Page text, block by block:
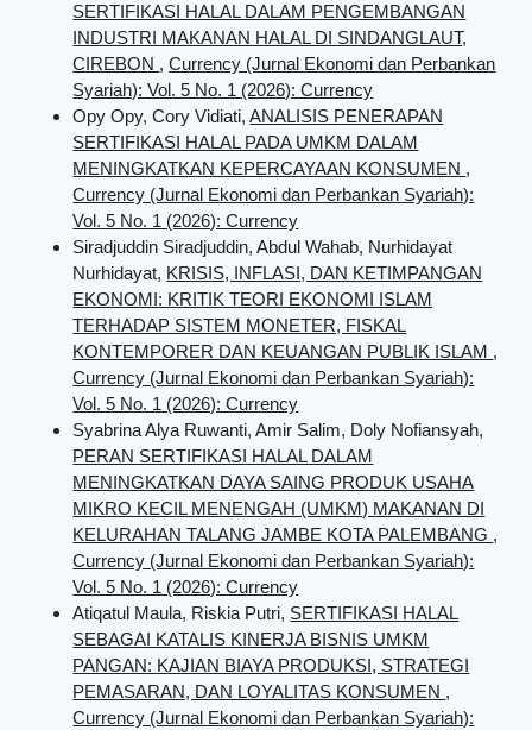
SERTIFIKASI HALAL DALAM PENGEMBANGAN
INDUSTRI MAKANAN HALAL DI SINDANGLAUT,
CIREBON ,Currency (Jurnal Ekonomi dan Perbankan
Syariah): Vol. 5 No. 1 (2026): Currency
Opy Opy, Cory Vidiati,ANALISIS PENERAPAN
SERTIFIKASI HALAL PADA UMKM DALAM
MENINGKATKAN KEPERCAYAAN KONSUMEN ,
Currency (Jurnal Ekonomi dan Perbankan Syariah):
Vol. 5 No. 1 (2026): Currency
Siradjuddin Siradjuddin, Abdul Wahab, Nurhidayat
Nurhidayat, KRISIS, INFLASI, DAN KETIMPANGAN
EKONOMI: KRITIK TEORI EKONOMI ISLAM
TERHADAP SISTEM MONETER, FISKAL
KONTEMPORER DAN KEUANGAN PUBLIK ISLAM ,
Currency (Jurnal Ekonomi dan Perbankan Syariah):
Vol. 5 No. 1 (2026): Currency
Syabrina Alya Ruwanti, Amir Salim, Doly Nofiansyah,
PERAN SERTIFIKASI HALAL DALAM
MENINGKATKAN DAYA SAING PRODUK USAHA
MIKRO KECIL MENENGAH (UMKM) MAKANAN DI
KELURAHAN TALANG JAMBE KOTA PALEMBANG ,
Currency (Jurnal Ekonomi dan Perbankan Syariah):
Vol. 5 No. 1 (2026): Currency
Atiqatul Maula, Riskia Putri, SERTIFIKASI HALAL
SEBAGAI KATALIS KINERJA BISNIS UMKM
PANGAN: KAJIAN BIAYA PRODUKSI, STRATEGI
PEMASARAN, DAN LOYALITAS KONSUMEN ,
Currency (Jurnal Ekonomi dan Perbankan Syariah):